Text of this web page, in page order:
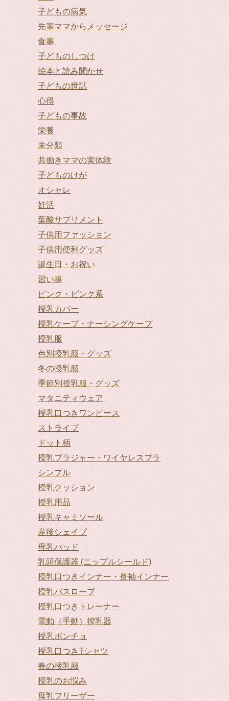
子どもの病気
先輩ママからメッセージ
食事
子どものしつけ
絵本と読み聞かせ
子どもの世話
心得
子どもの事故
栄養
未分類
共働きママの実体験
子どものけが
オシャレ
妊活
葉酸サプリメント
子供用ファッション
子供用便利グッズ
誕生日・お祝い
習い事
ピンク・ピンク系
授乳カバー
授乳ケープ・ナーシングケープ
授乳服
色別授乳服・グッズ
冬の授乳服
季節別授乳服・グッズ
マタニティウェア
授乳口つきワンピース
ストライプ
ドット柄
授乳ブラジャー・ワイヤレスブラ
シンプル
授乳クッション
授乳用品
授乳キャミソール
産後シェイプ
母乳パッド
乳頭保護器 (ニップルシールド)
授乳口つきインナー・長袖インナー
授乳バスローブ
授乳口つきトレーナー
電動（手動）搾乳器
授乳ポンチョ
授乳口つきTシャツ
春の授乳服
授乳のお悩み
母乳フリーザー